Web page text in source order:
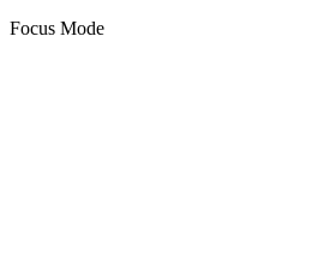
Focus Mode